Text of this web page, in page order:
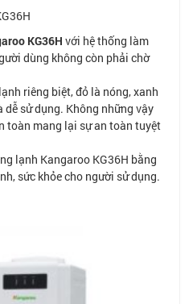
KG36H với hệ thống làm
dùng không còn phải chờ
riêng biệt, đỏ là nóng, xanh
sử dụng. Không những vậy
toàn mang lại sự an toàn tuyệt
lạnh Kangaroo KG36H bằng
sức khỏe cho người sử dụng.